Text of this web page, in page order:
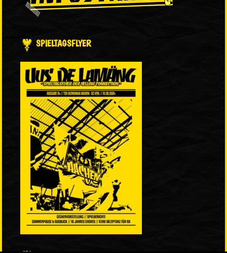
SPIELTAGSFLYER